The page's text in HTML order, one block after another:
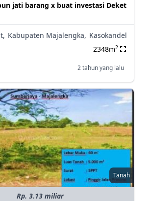
jati barang x buat investasi Deket
Kabupaten Majalengka, Kasokandel
2348m2
2 tahun yang lalu
Tanah
Rp. 3.13 miliar